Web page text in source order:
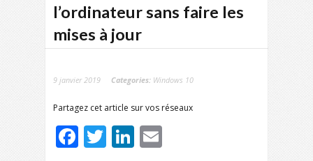
l’ordinateur sans faire les
mises à jour
9 janvier 2019 Categories: Windows 10
Partagez cet article sur vos réseaux
Facebook
TwitterLinkedIn